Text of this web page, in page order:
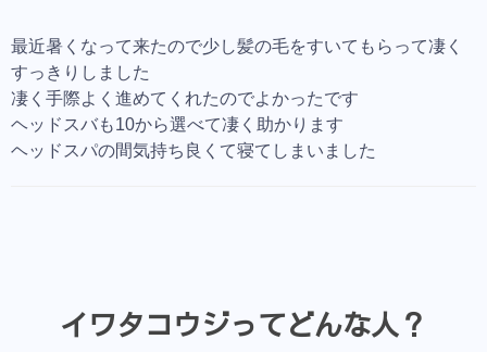
最近暑くなって来たので少し髪の毛をすいてもらって凄く
すっきりしました
凄く手際よく進めてくれたのでよかったです
ヘッドスバも10から選べて凄く助かります
ヘッドスパの間気持ち良くて寝てしまいました
イワタコウジってどんな人？